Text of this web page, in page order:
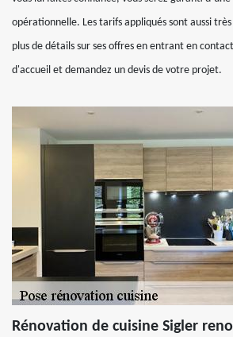
opérationnelle. Les tarifs appliqués sont aussi
plus de détails sur ses offres en entrant en
d'accueil et demandez un devis de votre projet.
Rénovation de cuisine Sigler